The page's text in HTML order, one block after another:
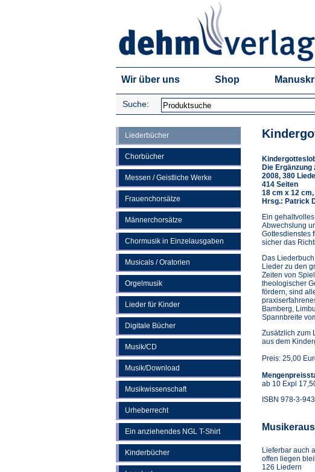
Wir über uns Shop
Suche:
Liederbücher
Chorbücher
Messen / Geistliche Werke
Frauenchorsätze
Männerchorsätze
Chormusik in Einzelausgaben
Musicals / Oratorien
Orgelmusik
Lieder für Kinder
Digitale Bücher
Musik/CD
Musik/Download
Musikwissenschaft
Urheberrecht
Ein anziehendes NGL T-Shirt
Kinderbücher
Die
2008, 380
414 Seiten
18 cm x 12
Hrsg.: Patrick
Ein
Abwechslung
Gottesdienstes
sicher das
Das
Lieder zu den
Zeiten von
theologischer
fördern, sind
Bamberg,
Spannbreite
Zusätzlich zum
aus dem
Preis: 25,00
ab 10 Expl
ISBN 978-3-
Lieferbar auch
offen liegen
126 Liedern